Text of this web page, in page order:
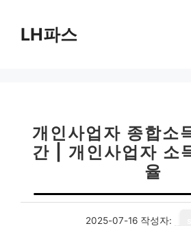
LH파스
개인사업자 종합소
간 | 개인사업자 소
율
2025-07-16 작성자: